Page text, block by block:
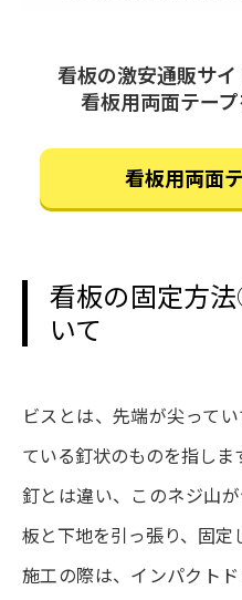
看板の激安通販サイ
看板用両面テープ
看板用両面
看板の固定方
いて
ビスとは、先端が尖って
ている釘状のものを指しま
釘とは違い、このネジ山
板と下地を引っ張り、固定
施工の際は、インパクト